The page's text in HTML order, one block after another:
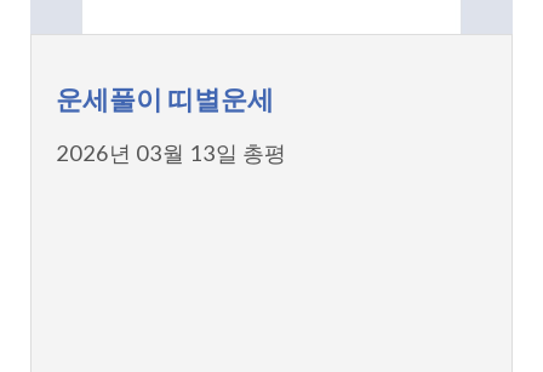
운세풀이 띠별운세
2026년 03월 13일 총평